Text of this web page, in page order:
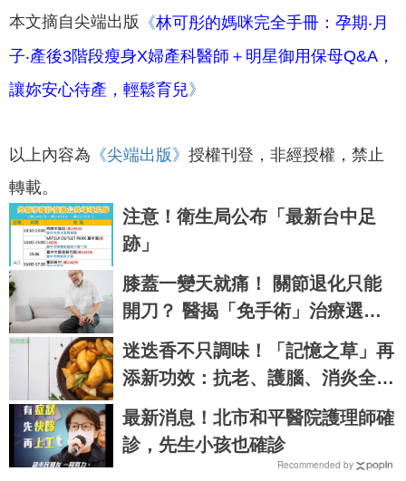
本文摘自尖端出版 《林可彤的媽咪完全手冊：孕期‧月
子‧產後3階段瘦身X婦產科醫師＋明星御用保母Q&A，
讓妳安心待產，輕鬆育兒》
以上內容為 《尖端出版 》 授權刊登，非經授權，禁止
轉載。
注意！衛生局公布「最新台中足
跡」
膝蓋一變天就痛！ 關節退化只能
開刀？ 醫揭「免手術」治療選
擇：更適合長者族群
迷迭香不只調味！「記憶之草」再
添新功效：抗老、護腦、消炎全靠
它
最新消息！北市和平醫院護理師確
診，先生小孩也確診
Recommended by